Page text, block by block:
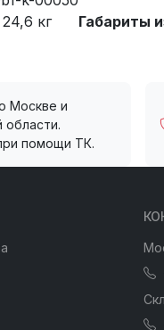
24,6 кг Габариты
Москве и
области.
помощи ТК.